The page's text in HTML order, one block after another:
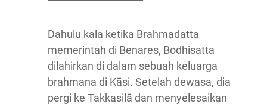
Dahulu kala ketika Brahmadatta
memerintah di Benares, Bodhisatta
dilahirkan di dalam sebuah keluarga
brahmana di Kāsi. Setelah dewasa, dia
pergi ke Takkasilā dan menyelesaikan